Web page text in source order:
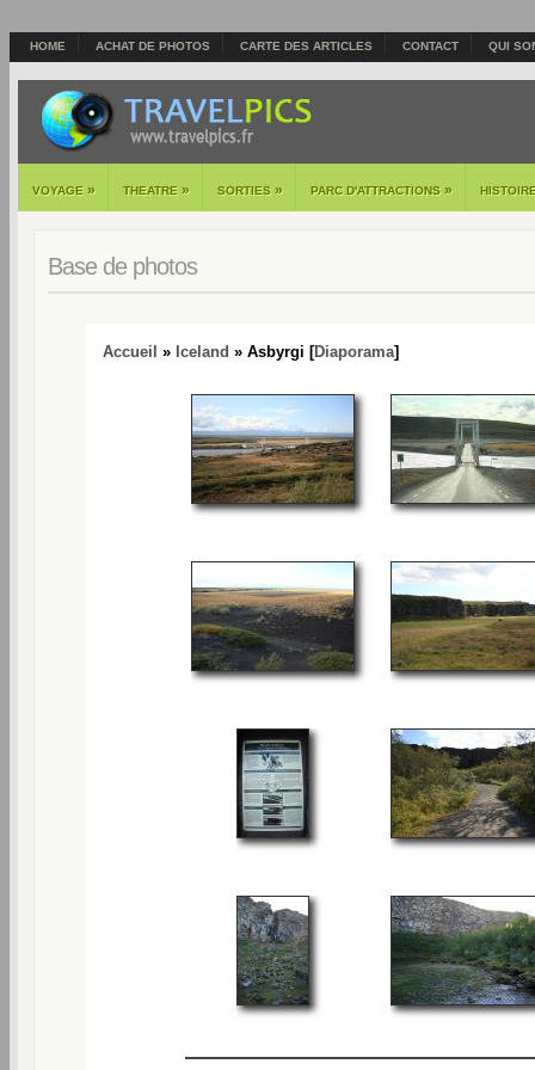
HOME ACHAT DE PHOTOS CARTE DES ARTICLES CONTACT QUI
VOYAGE » THEATRE » SORTIES » PARC D'ATTRACTIONS »
Base de photos
Accueil » Iceland » Asbyrgi [Diaporama]